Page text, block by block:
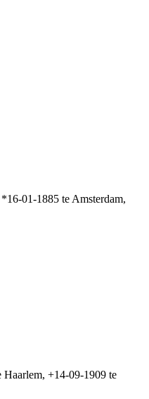
*16-01-1885 te Amsterdam,
Haarlem, +14-09-1909 te